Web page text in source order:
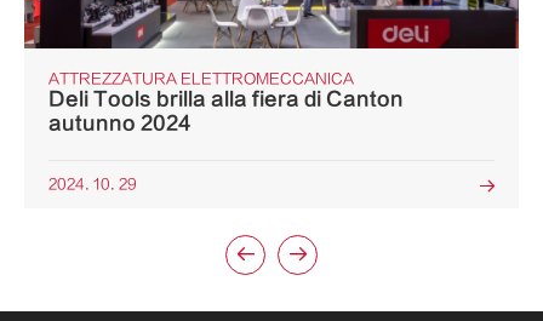
ATTREZZATURA ELETTROMECCANICA
Deli Tools brilla alla fiera di Canton
autunno 2024
2024. 10. 29 
 